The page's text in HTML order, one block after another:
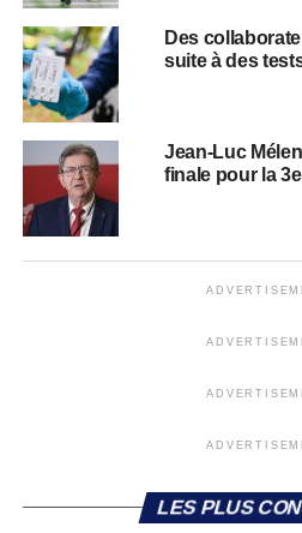
Des
suite à des
Jean-Luc
finale pour la
LES PLUS